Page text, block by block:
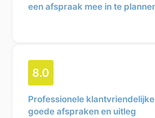
een afspraak mee in te
Versluys.
8.0
Professionele
goede afspraken en uitleg